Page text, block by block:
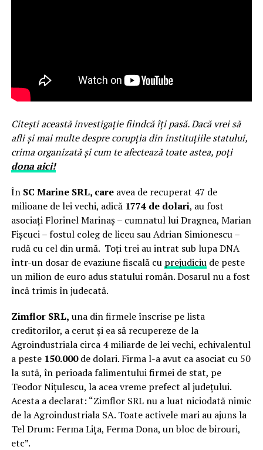
Citești această investigație fiindcă îți pasă. Dacă vrei să
afli și mai multe despre corupția din instituțiile statului,
crima organizată și cum te afectează toate astea, poți
dona aici!
ÎnSC Marine SRL, care avea de recuperat 47 de
milioane de lei vechi, adică 1774 de dolari, au fost
asociați Florinel Marinaș – cumnatul lui Dragnea, Marian
Fișcuci – fostul coleg de liceu sau Adrian Simionescu –
rudă cu cel din urmă. Toți trei au intrat sub lupa DNA
într-un dosar de evaziune fiscală cu prejudiciude peste
un milion de euro adus statului român. Dosarul nu a fost
încă trimis în judecată.
Zimflor SRL, una din firmele înscrise pe lista
creditorilor, a cerut și ea să recupereze de la
Agroindustriala circa 4 miliarde de lei vechi, echivalentul
a peste 150.000de dolari. Firma l-a avut ca asociat cu 50
la sută, în perioada falimentului firmei de stat, pe
Teodor Nițulescu, la acea vreme prefect al județului.
Acesta a declarat: “Zimflor SRL nu a luat niciodată nimic
de la Agroindustriala SA. Toate activele mari au ajuns la
Tel Drum: Ferma Lița, Ferma Dona, un bloc de birouri,
etc”.